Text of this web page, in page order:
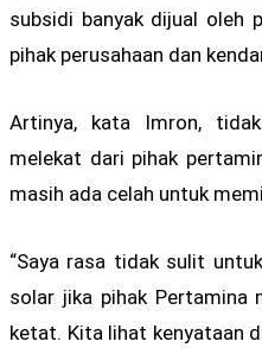
subsidi banyak dijual oleh
pihak perusahaan dan
Artinya, kata Imron,
melekat dari pihak
masih ada celah untuk
“Saya rasa tidak sulit
solar jika pihak Pertamina
ketat. Kita lihat kenyataan